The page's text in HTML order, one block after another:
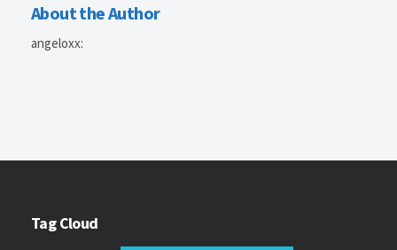
About the Author
angeloxx:
Tag Cloud